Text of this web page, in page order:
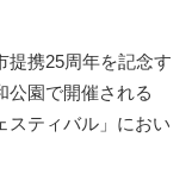
提携25周年を記念す
公園で開催される
スティバル」におい